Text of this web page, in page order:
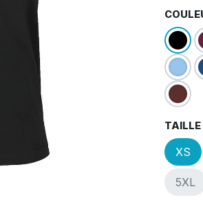
TAILLE
XS
5XL